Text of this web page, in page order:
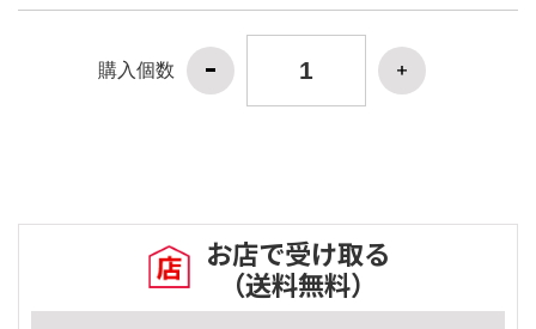
購入個数
お店で受け取る
（送料無料）